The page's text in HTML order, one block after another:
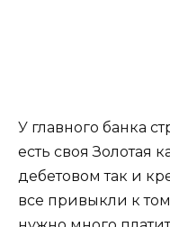
У главного банка
есть своя Золотая
дебетовом так и
все привыкли к